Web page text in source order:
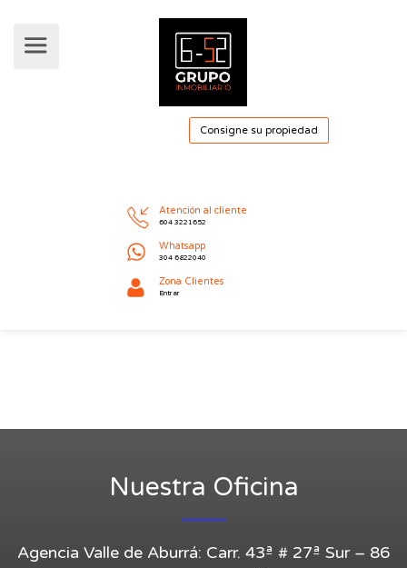
Nuestra Oficina
Agencia Valle de Aburrá: Carr. 43ª # 27ª Sur – 86